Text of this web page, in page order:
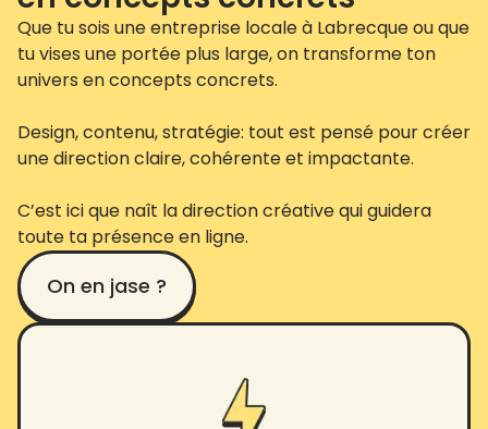
Que tu sois une entreprise locale à Labrecque ou que
tu vises une portée plus large, on transforme ton
univers en concepts concrets.
Design, contenu, stratégie: tout est pensé pour créer
une direction claire, cohérente et impactante.
C’est ici que naît la direction créative qui guidera
toute ta présence en ligne.
On en jase ?